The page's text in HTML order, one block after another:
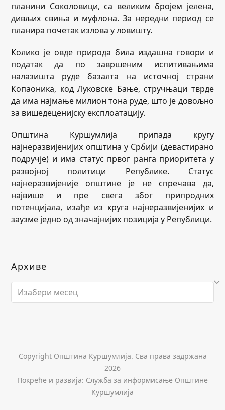
планини Соколовици, са великим бројем јелена,
дивљих свиња и муфлона. За нередни период се
планира почетак излова у ловишту.
Колико је овде природа била издашна говори и
податак да по завршеним испитивањима
налазишта руде базалта на источној страни
Копаоника, код Луковске Бање, стручњаци тврде
да има најмање милион тона руде, што је довољно
за вишедеценијску експлоатацију.
Општина Куршумлија припада кругу
најнеразвијенијих општина у Србији (девастирано
подручје) и има статус првог ранга приоритета у
развојној политици Републике. Статус
најнеразвијеније општине је не спречава да,
највише и пре свега због припродних
потенцијала, изађе из круга најнеразвијенијих и
заузме једно од значајнијих позиција у Републици.
Архиве
Архиве
Copyright Општина Куршумлија. Сва права задржана
2026
Покреће и развија: Служба за информисање Општине
Куршумлија